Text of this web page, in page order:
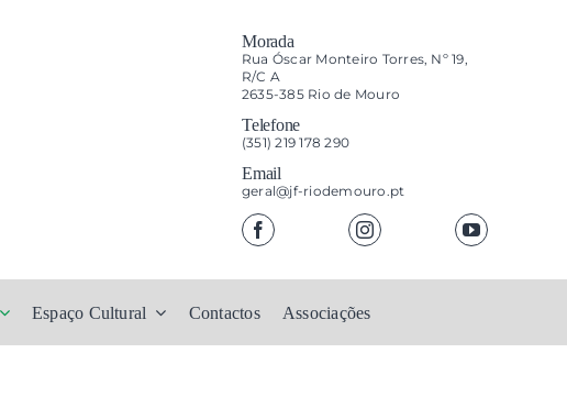
Morada
Rua Óscar Monteiro Torres, Nº 19,
R/C A
2635-385 Rio de Mouro
Telefone
(351) 219 178 290
Email
geral@jf-riodemouro.pt
Espaço Cultural Contactos Associações